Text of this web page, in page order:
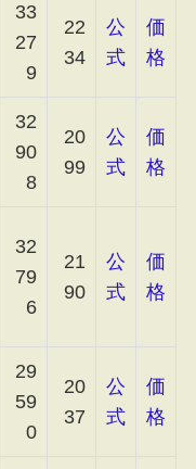
33
27
9
22
34
公
式
価
格
32
90
8
20
99
公
式
価
格
32
79
6
21
90
公
式
価
格
29
59
0
20
37
公
式
価
格